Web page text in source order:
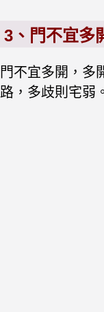
3、門不宜多
門不宜多開，多
路，多歧則宅弱。